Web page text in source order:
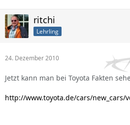
ritchi
Lehrling
24. Dezember 2010
Jetzt kann man bei Toyota Fakten
http://www.toyota.de/cars/new_cars/